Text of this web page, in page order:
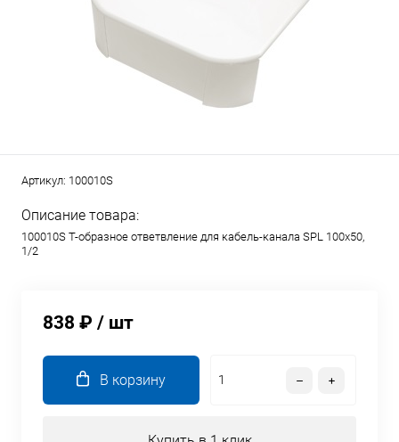
Артикул: 100010S
Описание товара:
100010S Т-образное ответвление для кабель-канала SPL 100х50,
1/2
838 ₽ / шт
В корзину